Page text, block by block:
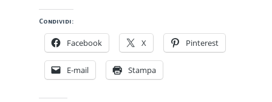
Condividi:
Facebook X Pinterest
E-mail Stampa